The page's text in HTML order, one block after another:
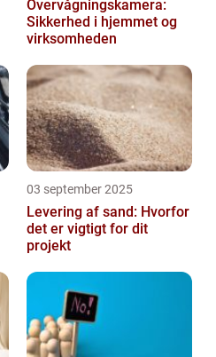
Overvågningskamera:
Sikkerhed i hjemmet og
virksomheden
03 september 2025
Levering af sand: Hvorfor
det er vigtigt for dit
projekt